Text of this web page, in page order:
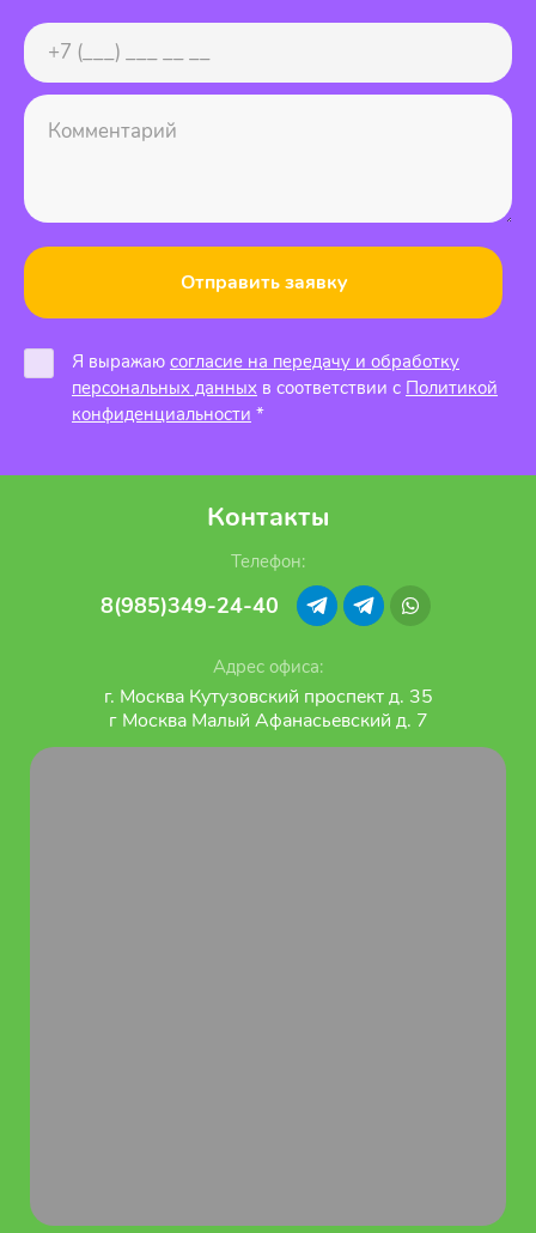
Отправить заявку
Я выражаю согласие на передачу и обработку
персональных данных в соответствии с Политикой
конфиденциальности *
Контакты
Телефон:
8(985)349-24-40
Адрес офиса:
г. Москва Кутузовский проспект д. 35
г Москва Малый Афанасьевский д. 7